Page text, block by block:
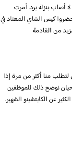
أصاب بنزلة برد. أمرت
كيس الشاي المعتاد في
منا أكثر من مرة إذا
كثير من الأحيان نوضح ذلك للموظفين
عن الكابتشينو الشهير.